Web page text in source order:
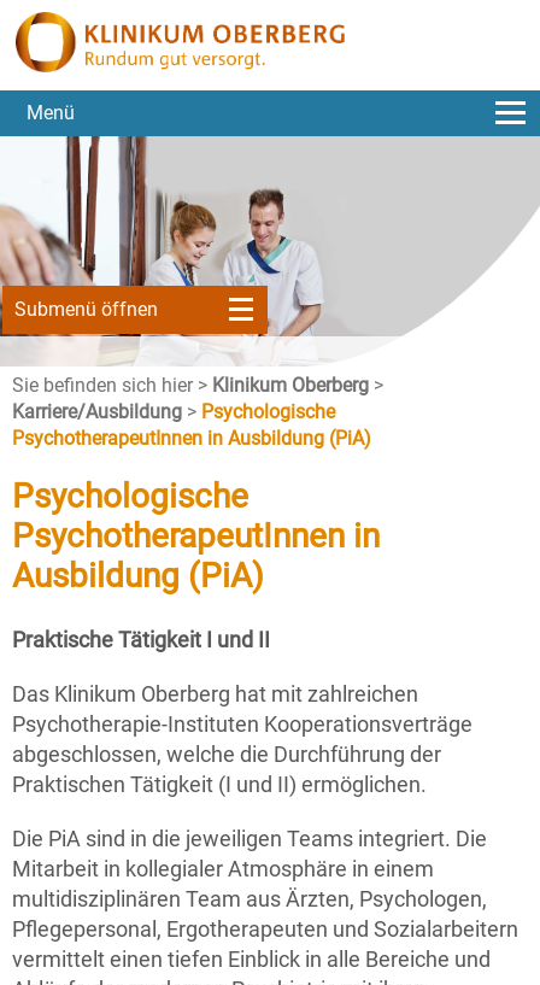
Menü
Submenü öffnen
Sie befinden sich hier > Klinikum Oberberg >
Karriere/Ausbildung > Psychologische
PsychotherapeutInnen in Ausbildung (PiA)
Psychologische
PsychotherapeutInnen in
Ausbildung (PiA)
Praktische Tätigkeit I und II
Das Klinikum Oberberg hat mit zahlreichen
Psychotherapie-Instituten Kooperationsverträge
abgeschlossen, welche die Durchführung der
Praktischen Tätigkeit (I und II) ermöglichen.
Die PiA sind in die jeweiligen Teams integriert. Die
Mitarbeit in kollegialer Atmosphäre in einem
multidisziplinären Team aus Ärzten, Psychologen,
Pflegepersonal, Ergotherapeuten und Sozialarbeitern
vermittelt einen tiefen Einblick in alle Bereiche und